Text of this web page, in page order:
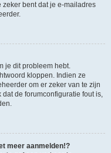
zeker bent dat je e-mailadres
je dit probleem hebt.
kloppen. Indien ze
om er zeker van te zijn
de forumconfiguratie fout is,
meer aanmelden!?